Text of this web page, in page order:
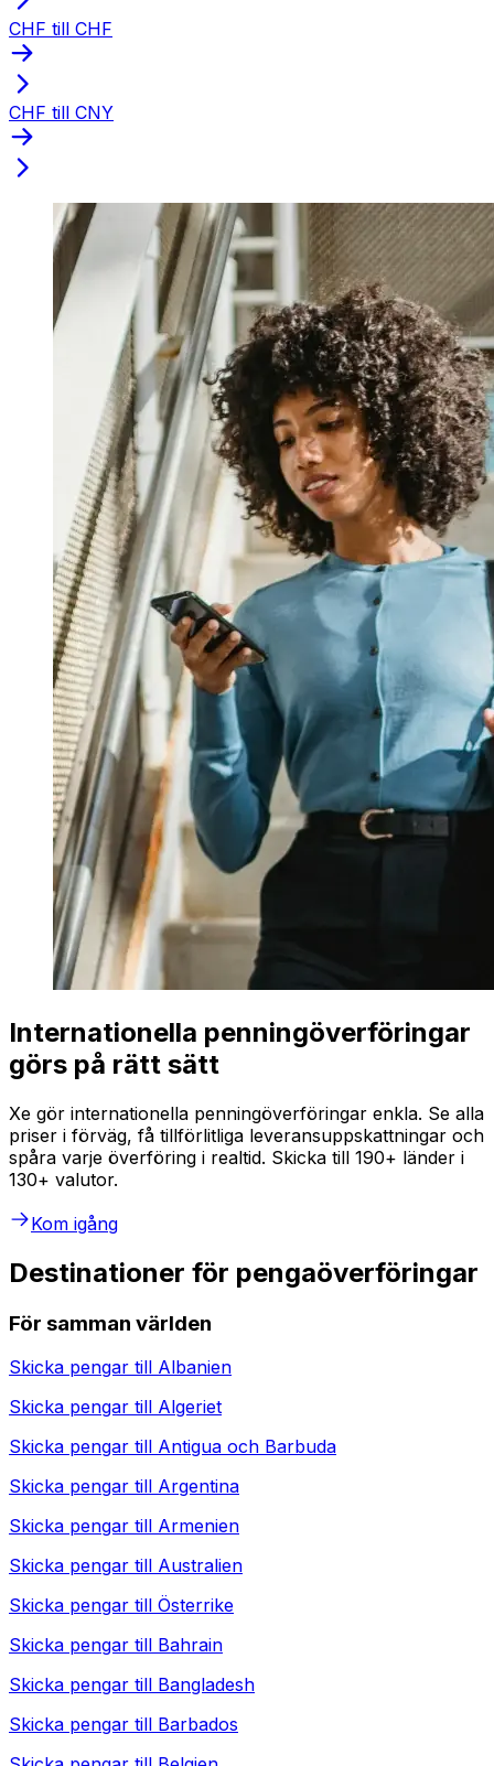
CHF till CHF
CHF till CNY
Internationella penningöverföringar
görs på rätt sätt
Xe gör internationella penningöverföringar enkla. Se alla
priser i förväg, få tillförlitliga leveransuppskattningar och
spåra varje överföring i realtid. Skicka till 190+ länder i
130+ valutor.
Kom igång
Destinationer för pengaöverföringar
För samman världen
Skicka pengar till Albanien
Skicka pengar till Algeriet
Skicka pengar till Antigua och Barbuda
Skicka pengar till Argentina
Skicka pengar till Armenien
Skicka pengar till Australien
Skicka pengar till Österrike
Skicka pengar till Bahrain
Skicka pengar till Bangladesh
Skicka pengar till Barbados